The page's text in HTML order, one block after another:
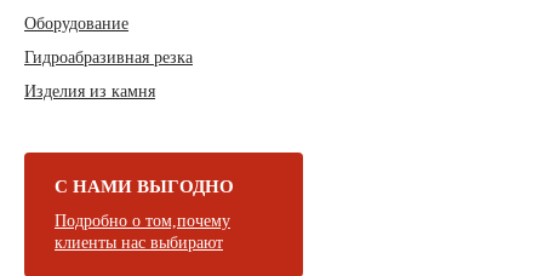
Оборудование
Гидроабразивная резка
Изделия из камня
С НАМИ ВЫГОДНО
Подробно о том,почему
клиенты нас выбирают